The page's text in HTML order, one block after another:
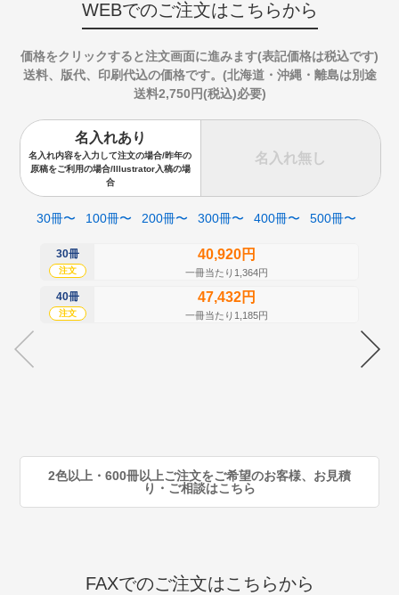
WEBでのご注文はこちらから
価格をクリックすると注文画面に進みます(表記価格は税込です)
送料、版代、印刷代込の価格です。(北海道・沖縄・離島は別途
送料2,750円(税込)必要)
名入れあり
名入れ内容を入力して注文の場合/昨年の
原稿をご利用の場合/Illustrator入稿の場
合
名入れ無し
30冊〜 100冊〜 200冊〜 300冊〜 400冊〜 500冊〜
30冊
注文
40,920円
一冊当たり1,364円
40冊
注文
47,432円
一冊当たり1,185円
2色以上・600冊以上ご注文をご希望のお客様、お見積
り・ご相談はこちら
FAXでのご注文はこちらから